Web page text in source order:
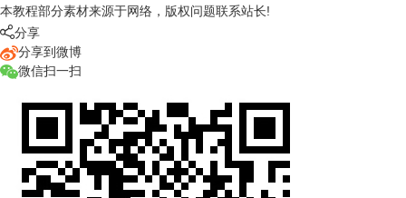
本教程部分素材来源于网络，版权问题联系站长!
分享
分享到微博
微信扫一扫